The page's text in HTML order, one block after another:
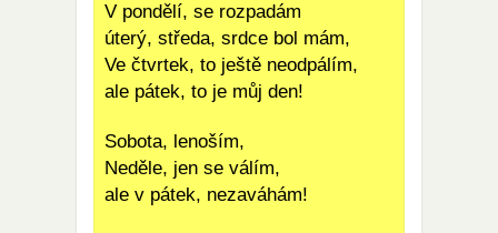
V pondělí, se rozpadám
úterý, středa, srdce bol mám,
Ve čtvrtek, to ještě neodpálím,
ale pátek, to je můj den!
Sobota, lenoším,
Neděle, jen se válím,
ale v pátek, nezaváhám!